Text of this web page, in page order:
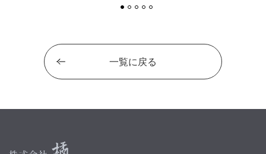
一覧に戻る